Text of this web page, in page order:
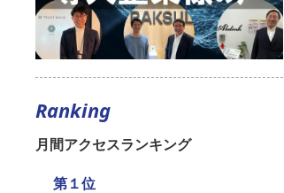
Ranking
月間アクセスランキング
第１位